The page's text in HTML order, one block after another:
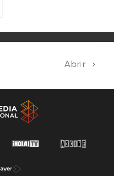
Abrir
El Hormiguero
Tu cara me suena